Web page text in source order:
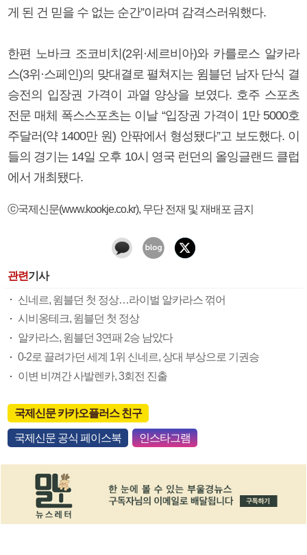
게 된 건 믿을 수 없는 순간”이라며 감격스러워했다.
한편 노바크 조코비치(2위·세르비아)와 카를로스 알카라
스(3위·스페인)의 맞대결로 펼쳐지는 윔블던 남자 단식 결
승전의 입장권 가격이 과열 양상을 보였다. 호주 스포츠
전문 매체 폭스스포츠는 이날 “입장권 가격이 1만 5000호
주달러(약 1400만 원) 안팎에서 형성됐다”고 보도했다. 이
들의 경기는 14일 오후 10시 영국 런던의 올잉글랜드 클럽
에서 개최됐다.
ⓒ국제신문(www.kookje.co.kr), 무단 전재 및 재배포 금지
관련기사
신네르, 윔블던 첫 정상…라이벌 알카라스 꺾어
시비옹테크, 윔블던 첫 정상
알카라스, 윔블던 3연패 2승 남았다
0-2로 끌려가던 세계 1위 신네르, 상대 부상으로 기권승
이변 비껴간 사발렌카, 3회전 진출
국제신문 카카오플러스 친구
국제신문 공식 페이스북 인스타그램